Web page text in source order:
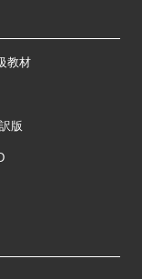
教材
版